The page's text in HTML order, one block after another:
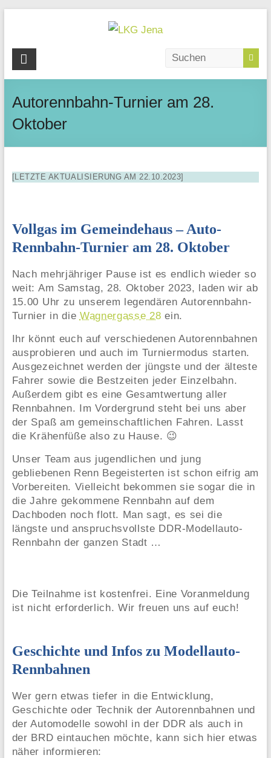
content
LKG
Jena
Wagnergasse
|
07743
Autorennbahn-Turnier am 28.
Oktober
[LETZTE AKTUALISIERUNG AM 22.10.2023]
Vollgas im Gemeindehaus – Auto-
Rennbahn-Turnier am 28. Oktober
Nach mehrjähriger Pause ist es endlich wieder so
weit: Am Samstag, 28. Oktober 2023, laden wir ab
15.00 Uhr zu unserem legendären Autorennbahn-
Turnier in die Wagnergasse 28 ein.
Ihr könnt euch auf verschiedenen Autorennbahnen
ausprobieren und auch im Turniermodus starten.
Ausgezeichnet werden der jüngste und der älteste
Fahrer sowie die Bestzeiten jeder Einzelbahn.
Außerdem gibt es eine Gesamtwertung aller
Rennbahnen. Im Vordergrund steht bei uns aber
der Spaß am gemeinschaftlichen Fahren. Lasst
die Krähenfüße also zu Hause. 😉
Unser Team aus jugendlichen und jung
gebliebenen Renn Begeisterten ist schon eifrig am
Vorbereiten. Vielleicht bekommen sie sogar die in
die Jahre gekommene Rennbahn auf dem
Dachboden noch flott. Man sagt, es sei die
längste und anspruchsvollste DDR-Modellauto-
Rennbahn der ganzen Stadt …
Die Teilnahme ist kostenfrei. Eine Voranmeldung
ist nicht erforderlich. Wir freuen uns auf euch!
Geschichte und Infos zu Modellauto-
Rennbahnen
Wer gern etwas tiefer in die Entwicklung,
Geschichte oder Technik der Autorennbahnen und
der Automodelle sowohl in der DDR als auch in
der BRD eintauchen möchte, kann sich hier etwas
näher informieren: